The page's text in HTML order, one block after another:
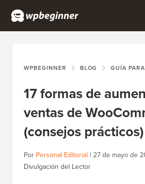
WPBEGINNER BLOG GUÍA PARA
17 formas de
ventas de
(consejos prácticos)
Por Personal Editorial | 27 de mayo de
Divulgación del Lector